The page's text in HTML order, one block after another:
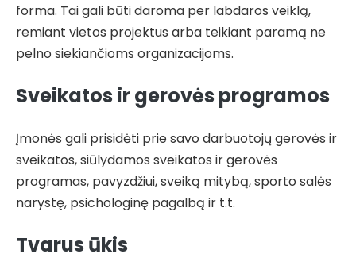
forma. Tai gali būti daroma per labdaros veiklą,
remiant vietos projektus arba teikiant paramą ne
pelno siekiančioms organizacijoms.
Sveikatos ir gerovės programos
Įmonės gali prisidėti prie savo darbuotojų gerovės ir
sveikatos, siūlydamos sveikatos ir gerovės
programas, pavyzdžiui, sveiką mitybą, sporto salės
narystę, psichologinę pagalbą ir t.t.
Tvarus ūkis